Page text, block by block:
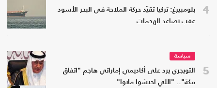
4
بلومبيرغ: تركيا تقيّد حركة الملاحة في البحر الأسود
عقب تصاعد الهجمات
5
سياسة
التويجري يرد على أكاديمي إماراتي هاجم "اتفاق
مكة".. "اللي اختشوا ماتوا"